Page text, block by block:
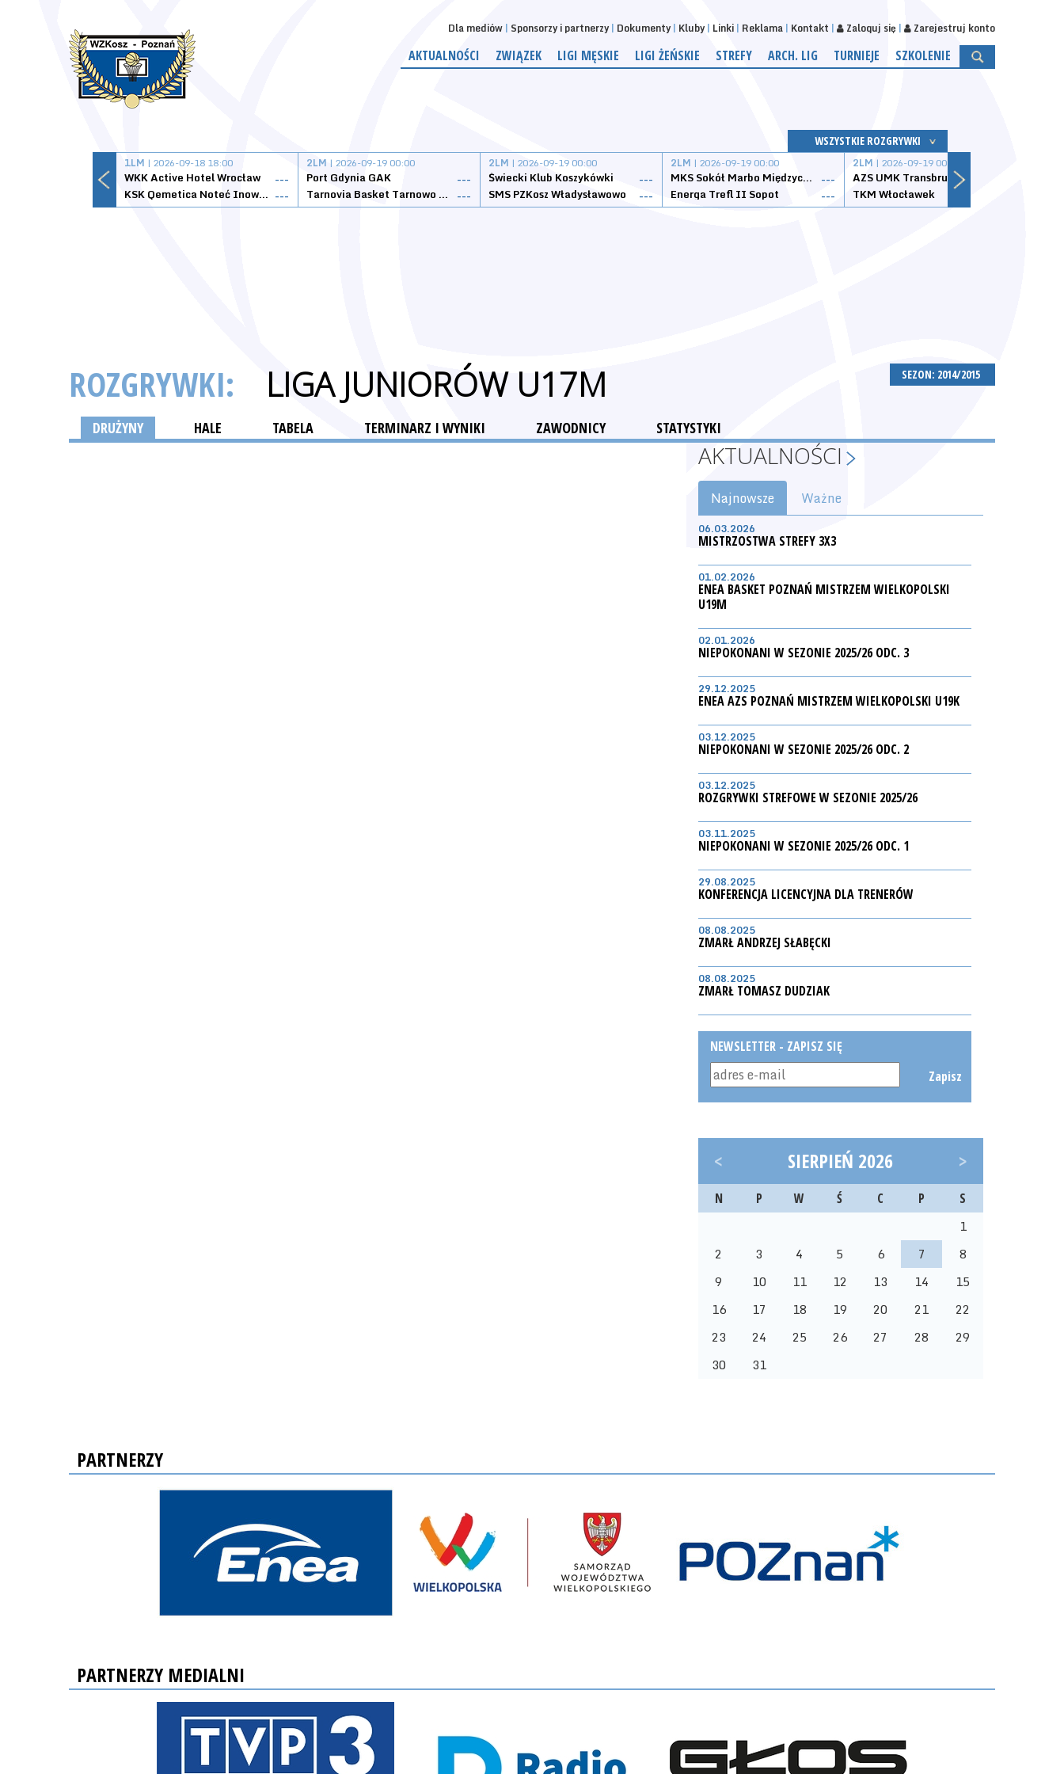
Dla mediów Sponsorzy i partnerzy Dokumenty Kluby Linki Reklama Kontakt Zaloguj się Zarejestruj konto
AKTUALNOŚCI ZWIĄZEK LIGI MĘSKIE LIGI ŻEŃSKIE STREFY ARCH. LIG TURNIEJE SZKOLENIE
WSZYSTKIE ROZGRYWKI
1LM | 2026-09-18 18:00
WKK Active Hotel Wrocław
---
KSK Qemetica Noteć Inowrocław ---
2LM | 2026-09-19 00:00
Port Gdynia GAK
---
Tarnovia Basket Tarnowo Podgórne ---
2LM | 2026-09-19 00:00
Świecki Klub Koszykówki
---
SMS PZKosz Władysławowo
---
2LM | 2026-09-19 00:00
MKS Sokół Marbo Międzychód ---
Energa Trefl II Sopot
---
2LM | 2026-09-19 00:00
AZS UMK Transbruk Toruń
TKM Włocławek
SEZON: 2014/2015
ROZGRYWKI: LIGA JUNIORÓW U17M
DRUŻYNY HALE TABELA TERMINARZ I WYNIKI ZAWODNICY STATYSTYKI
AKTUALNOŚCI
Najnowsze Ważne
06.03.2026
MISTRZOSTWA STREFY 3X3
01.02.2026
ENEA BASKET POZNAŃ MISTRZEM WIELKOPOLSKI
U19M
02.01.2026
NIEPOKONANI W SEZONIE 2025/26 ODC. 3
29.12.2025
ENEA AZS POZNAŃ MISTRZEM WIELKOPOLSKI U19K
03.12.2025
NIEPOKONANI W SEZONIE 2025/26 ODC. 2
03.12.2025
ROZGRYWKI STREFOWE W SEZONIE 2025/26
03.11.2025
NIEPOKONANI W SEZONIE 2025/26 ODC. 1
29.08.2025
KONFERENCJA LICENCYJNA DLA TRENERÓW
08.08.2025
ZMARŁ ANDRZEJ SŁABĘCKI
08.08.2025
ZMARŁ TOMASZ DUDZIAK
NEWSLETTER - ZAPISZ SIĘ
Zapisz
< SIERPIEŃ 2026 >
N P W Ś C P S
1
2
3 4 5 6 7
8
9
10 11 12 13 14
15
16
17 18 19 20 21
22
23
24 25 26 27 28
29
30
31
PARTNERZY
PARTNERZY MEDIALNI